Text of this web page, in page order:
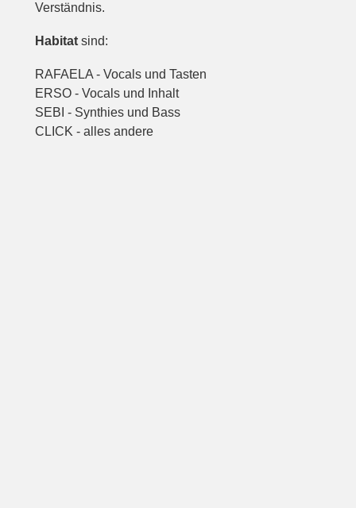
Verständnis.
Habitat sind:
RAFAELA - Vocals und Tasten
ERSO - Vocals und Inhalt
SEBI - Synthies und Bass
CLICK - alles andere